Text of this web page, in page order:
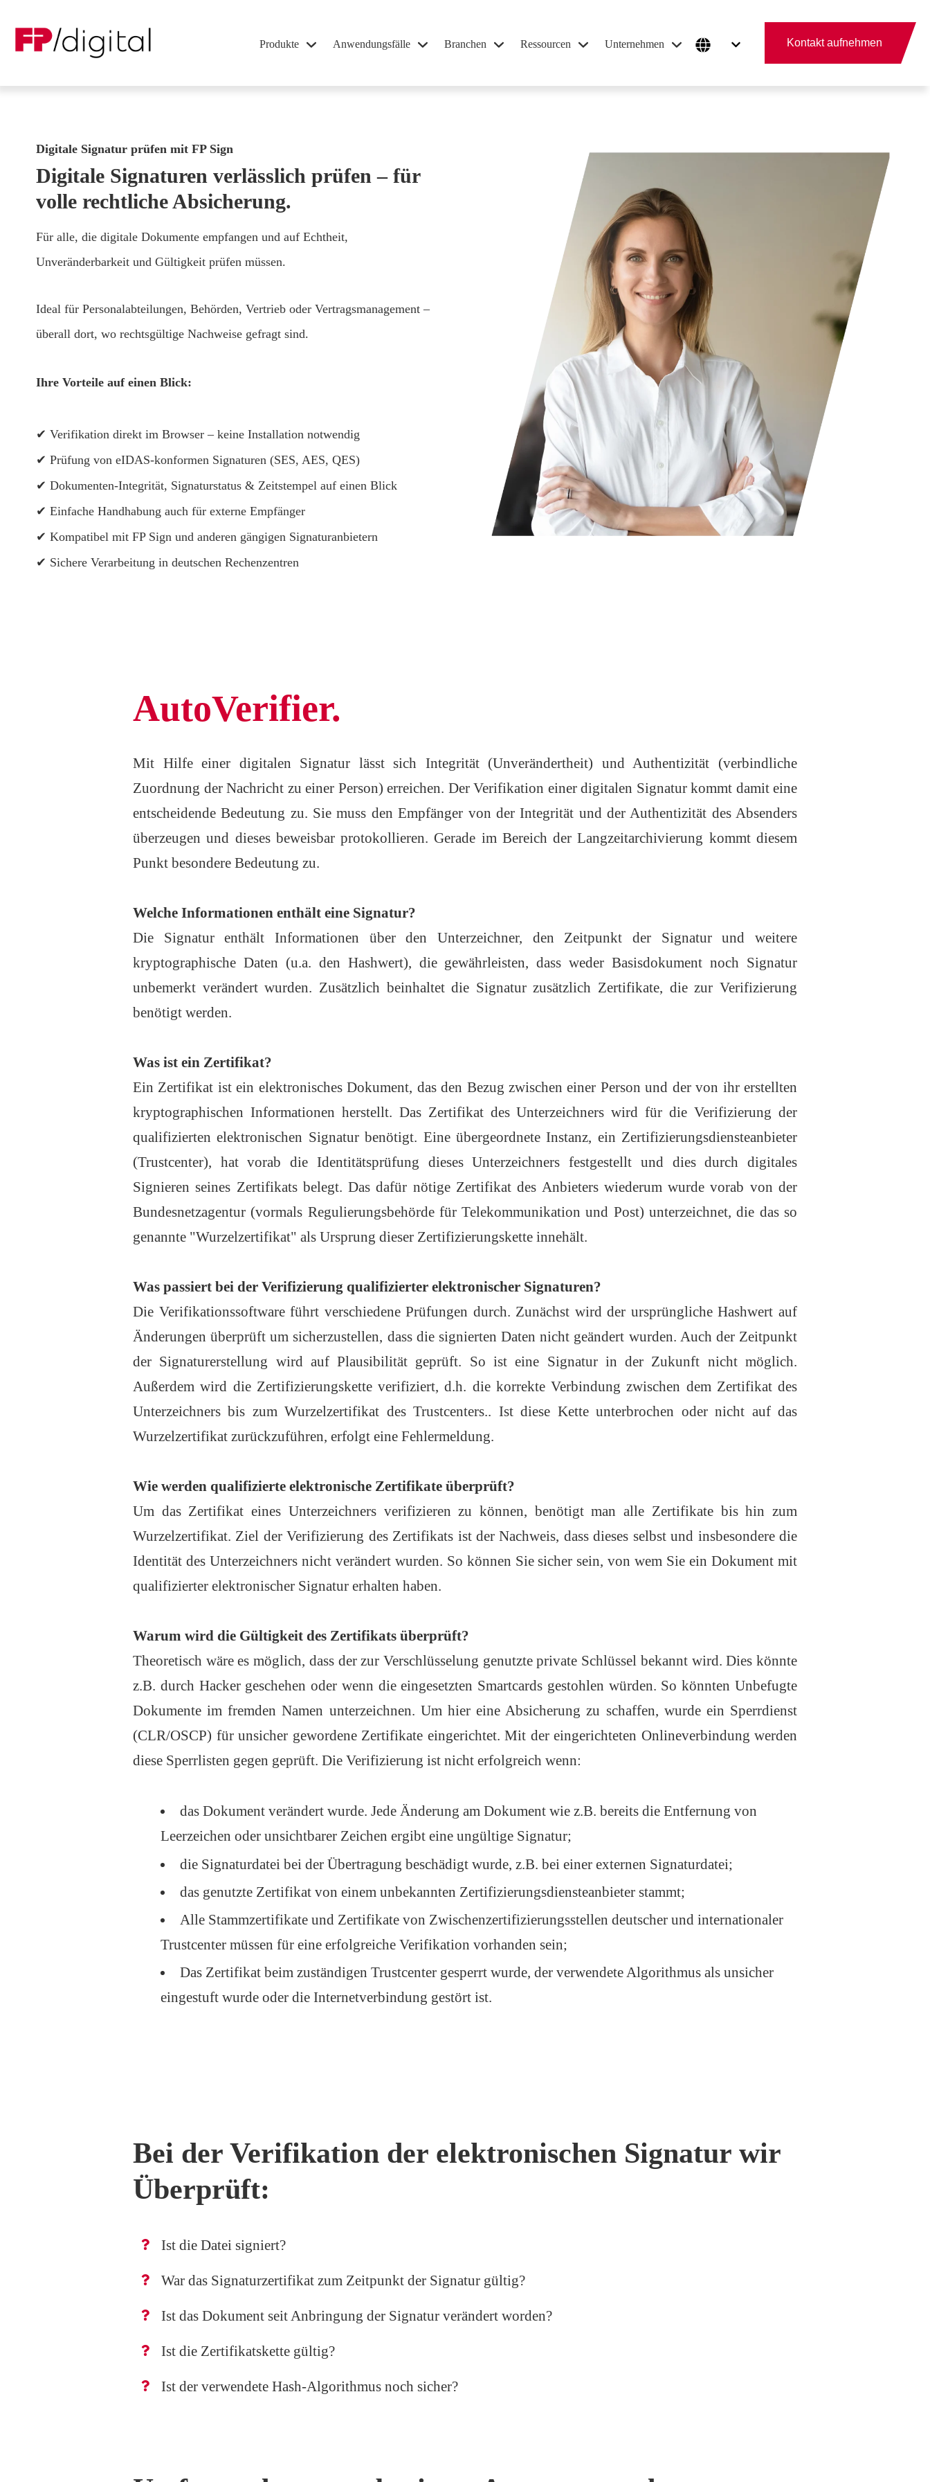
Produkte Anwendungsfälle Branchen Ressourcen Unternehmen Kontakt aufnehmen
Digitale Signatur prüfen mit FP Sign
Digitale Signaturen verlässlich prüfen – für
volle rechtliche Absicherung.
Für alle, die digitale Dokumente empfangen und auf Echtheit,
Unveränderbarkeit und Gültigkeit prüfen müssen.
Ideal für Personalabteilungen, Behörden, Vertrieb oder Vertragsmanagement –
überall dort, wo rechtsgültige Nachweise gefragt sind.
Ihre Vorteile auf einen Blick:
✔ Verifikation direkt im Browser – keine Installation notwendig
✔ Prüfung von eIDAS-konformen Signaturen (SES, AES, QES)
✔ Dokumenten-Integrität, Signaturstatus & Zeitstempel auf einen Blick
✔ Einfache Handhabung auch für externe Empfänger
✔ Kompatibel mit FP Sign und anderen gängigen Signaturanbietern
✔ Sichere Verarbeitung in deutschen Rechenzentren
AutoVerifier.
Mit Hilfe einer digitalen Signatur lässt sich Integrität (Unverändertheit) und Authentizität (verbindliche
Zuordnung der Nachricht zu einer Person) erreichen. Der Verifikation einer digitalen Signatur kommt damit eine
entscheidende Bedeutung zu. Sie muss den Empfänger von der Integrität und der Authentizität des Absenders
überzeugen und dieses beweisbar protokollieren. Gerade im Bereich der Langzeitarchivierung kommt diesem
Punkt besondere Bedeutung zu.
Welche Informationen enthält eine Signatur?
Die Signatur enthält Informationen über den Unterzeichner, den Zeitpunkt der Signatur und weitere
kryptographische Daten (u.a. den Hashwert), die gewährleisten, dass weder Basisdokument noch Signatur
unbemerkt verändert wurden. Zusätzlich beinhaltet die Signatur zusätzlich Zertifikate, die zur Verifizierung
benötigt werden.
Was ist ein Zertifikat?
Ein Zertifikat ist ein elektronisches Dokument, das den Bezug zwischen einer Person und der von ihr erstellten
kryptographischen Informationen herstellt. Das Zertifikat des Unterzeichners wird für die Verifizierung der
qualifizierten elektronischen Signatur benötigt. Eine übergeordnete Instanz, ein Zertifizierungsdiensteanbieter
(Trustcenter), hat vorab die Identitätsprüfung dieses Unterzeichners festgestellt und dies durch digitales
Signieren seines Zertifikats belegt. Das dafür nötige Zertifikat des Anbieters wiederum wurde vorab von der
Bundesnetzagentur (vormals Regulierungsbehörde für Telekommunikation und Post) unterzeichnet, die das so
genannte "Wurzelzertifikat" als Ursprung dieser Zertifizierungskette innehält.
Was passiert bei der Verifizierung qualifizierter elektronischer Signaturen?
Die Verifikationssoftware führt verschiedene Prüfungen durch. Zunächst wird der ursprüngliche Hashwert auf
Änderungen überprüft um sicherzustellen, dass die signierten Daten nicht geändert wurden. Auch der Zeitpunkt
der Signaturerstellung wird auf Plausibilität geprüft. So ist eine Signatur in der Zukunft nicht möglich.
Außerdem wird die Zertifizierungskette verifiziert, d.h. die korrekte Verbindung zwischen dem Zertifikat des
Unterzeichners bis zum Wurzelzertifikat des Trustcenters.. Ist diese Kette unterbrochen oder nicht auf das
Wurzelzertifikat zurückzuführen, erfolgt eine Fehlermeldung.
Wie werden qualifizierte elektronische Zertifikate überprüft?
Um das Zertifikat eines Unterzeichners verifizieren zu können, benötigt man alle Zertifikate bis hin zum
Wurzelzertifikat. Ziel der Verifizierung des Zertifikats ist der Nachweis, dass dieses selbst und insbesondere die
Identität des Unterzeichners nicht verändert wurden. So können Sie sicher sein, von wem Sie ein Dokument mit
qualifizierter elektronischer Signatur erhalten haben.
Warum wird die Gültigkeit des Zertifikats überprüft?
Theoretisch wäre es möglich, dass der zur Verschlüsselung genutzte private Schlüssel bekannt wird. Dies könnte
z.B. durch Hacker geschehen oder wenn die eingesetzten Smartcards gestohlen würden. So könnten Unbefugte
Dokumente im fremden Namen unterzeichnen. Um hier eine Absicherung zu schaffen, wurde ein Sperrdienst
(CLR/OSCP) für unsicher gewordene Zertifikate eingerichtet. Mit der eingerichteten Onlineverbindung werden
diese Sperrlisten gegen geprüft. Die Verifizierung ist nicht erfolgreich wenn:
das Dokument verändert wurde. Jede Änderung am Dokument wie z.B. bereits die Entfernung von
Leerzeichen oder unsichtbarer Zeichen ergibt eine ungültige Signatur;
die Signaturdatei bei der Übertragung beschädigt wurde, z.B. bei einer externen Signaturdatei;
das genutzte Zertifikat von einem unbekannten Zertifizierungsdiensteanbieter stammt;
Alle Stammzertifikate und Zertifikate von Zwischenzertifizierungsstellen deutscher und internationaler
Trustcenter müssen für eine erfolgreiche Verifikation vorhanden sein;
Das Zertifikat beim zuständigen Trustcenter gesperrt wurde, der verwendete Algorithmus als unsicher
eingestuft wurde oder die Internetverbindung gestört ist.
Bei der Verifikation der elektronischen Signatur wir
Überprüft:
Ist die Datei signiert?
War das Signaturzertifikat zum Zeitpunkt der Signatur gültig?
Ist das Dokument seit Anbringung der Signatur verändert worden?
Ist die Zertifikatskette gültig?
Ist der verwendete Hash-Algorithmus noch sicher?